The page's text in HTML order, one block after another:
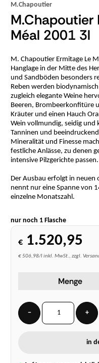
M.Chapoutier
M.Chapoutier
Méal 2001 3l
M. Chapoutier Ermitage Le
Hanglage in der Mitte des
und Sandböden besonders
Reben werden
zugleich elegante Weine
Beeren, Brombeerkonfitüre
Kräuter und einen Hauch
Wein vollmundig, seidig
Tanninen und
Mineralität und Finesse
festliche Anlässe, zu denen
intensive Pilzgerichte passen.
Der Ausbau erfolgt in neuen
nennt nur eine Spanne von
einzelne Monatszahl.
nur noch 1 Flasche
€ 1.520,95
€ 506,98/l inkl. MwSt., zzgl.
Menge
− +
in